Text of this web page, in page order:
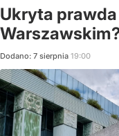
Ukryta
Dodano: 7 sierpnia 19:00